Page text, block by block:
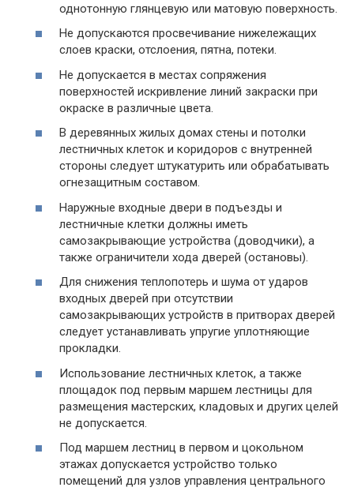
однотонную глянцевую или матовую поверхность.
Не допускаются просвечивание нижележащих
слоев краски, отслоения, пятна, потеки.
Не допускается в местах сопряжения
поверхностей искривление линий закраски при
окраске в различные цвета.
В деревянных жилых домах стены и потолки
лестничных клеток и коридоров с внутренней
стороны следует штукатурить или обрабатывать
огнезащитным составом.
Наружные входные двери в подъезды и
лестничные клетки должны иметь
самозакрывающие устройства (доводчики), а
также ограничители хода дверей (остановы).
Для снижения теплопотерь и шума от ударов
входных дверей при отсутствии
самозакрывающих устройств в притворах дверей
следует устанавливать упругие уплотняющие
прокладки.
Использование лестничных клеток, а также
площадок под первым маршем лестницы для
размещения мастерских, кладовых и других целей
не допускается.
Под маршем лестниц в первом и цокольном
этажах допускается устройство только
помещений для узлов управления центрального